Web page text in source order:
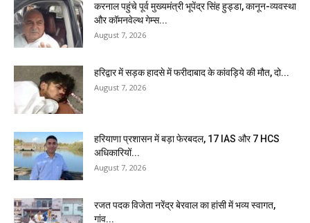
करनाल पहुंचे पूर्व मुख्यमंत्री भूपेंद्र सिंह हुड्डा, कानून-व्यवस्था
और कॉमनवेल्थ गेम्स...
August 7, 2026
हरिद्वार में सड़क हादसे में फरीदाबाद के कांवड़िये की मौत, दो...
August 7, 2026
हरियाणा प्रशासन में बड़ा फेरबदल, 17 IAS और 7 HCS
अधिकारियों...
August 7, 2026
रजत पदक विजेता नरेंद्र बेरवाल का हांसी में भव्य स्वागत,
गांव...